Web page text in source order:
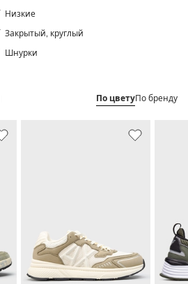
Низкие
Закрытый, круглый
Шнурки
По цветуПо бренду